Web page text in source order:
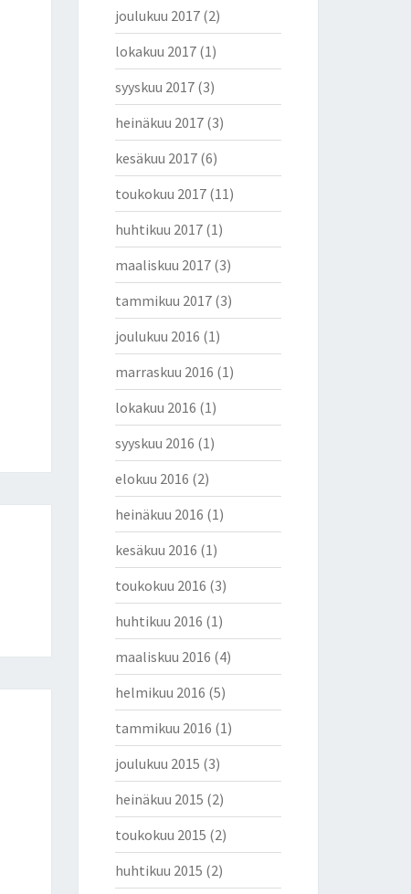
joulukuu 2017(2)
lokakuu 2017(1)
syyskuu 2017(3)
heinäkuu 2017(3)
kesäkuu 2017(6)
toukokuu 2017(11)
huhtikuu 2017(1)
maaliskuu 2017(3)
tammikuu 2017(3)
joulukuu 2016 (1)
marraskuu 2016 (1)
lokakuu 2016 (1)
syyskuu 2016 (1)
elokuu 2016 (2)
heinäkuu 2016 (1)
kesäkuu 2016 (1)
toukokuu 2016 (3)
huhtikuu 2016 (1)
maaliskuu 2016 (4)
helmikuu 2016 (5)
tammikuu 2016 (1)
joulukuu 2015 (3)
heinäkuu 2015 (2)
toukokuu 2015 (2)
huhtikuu 2015 (2)